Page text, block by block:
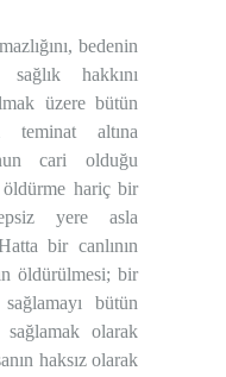
bedenin
hakkını
üzere bütün
teminat altına
cari olduğu
öldürme hariç bir
yere asla
bir canlının
öldürülmesi; bir
bütün
sağlamak olarak
haksız olarak